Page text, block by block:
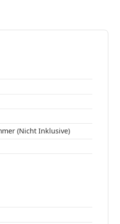
(Nicht Inklusive)